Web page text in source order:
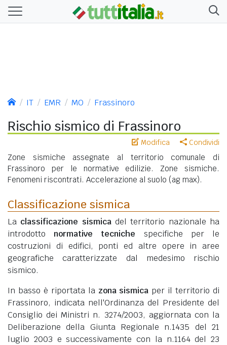
IT EMR MO Frassinoro
Rischio sismico di Frassinoro
Modifica Condividi
Zone sismiche assegnate al territorio comunale di
Frassinoro per le normative edilizie. Zone sismiche.
Fenomeni riscontrati. Accelerazione al suolo (ag max).
Classificazione sismica
La classificazione sismicadel territorio nazionale ha
introdotto normative tecniche specifiche per le
costruzioni di edifici, ponti ed altre opere in aree
geografiche caratterizzate dal medesimo rischio
sismico.
In basso è riportata la zona sismica per il territorio di
Frassinoro, indicata nell'Ordinanza del Presidente del
Consiglio dei Ministri n. 3274/2003, aggiornata con la
Deliberazione della Giunta Regionale n.1435 del 21
luglio 2003 e successivamente con la n.1164 del 23